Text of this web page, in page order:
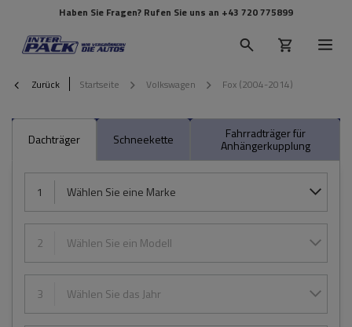
Haben Sie Fragen? Rufen Sie uns an +43 720 775899
Zurück Startseite Volkswagen Fox (2004-2014)
Dachträger Schneekette Fahrradträger für
Anhängerkupplung
1 Wählen Sie eine Marke
2 Wählen Sie ein Modell
3 Wählen Sie das Jahr